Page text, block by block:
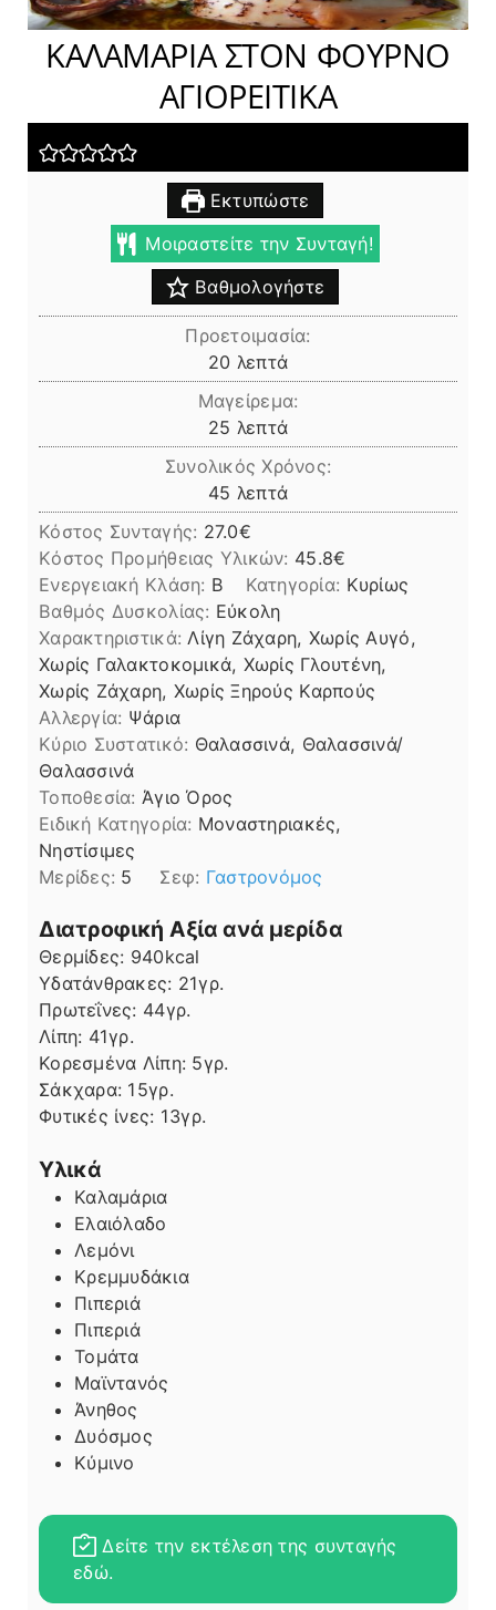
ΚΑΛΑΜΑΡΙΑ ΣΤΟΝ ΦΟΥΡΝΟ
ΑΓΙΟΡΕΙΤΙΚΑ
Εκτυπώστε
Μοιραστείτε την Συνταγή!
Βαθμολογήστε
Προετοιμασία:
20 λεπτά
λεπτά
Μαγείρεμα:
25 λεπτά
λεπτά
Συνολικός Χρόνος:
45 λεπτά
λεπτά
Κόστος Συνταγής: 27.0€
Kόστος Προμήθειας Υλικών: 45.8
Ενεργειακή Κλάση: B Κατηγορία: Κυρίως
Βαθμός Δυσκολίας: Εύκολη
Χαρακτηριστικά: Λίγη Ζάχαρη, Χωρίς Αυγό,
Χωρίς Γαλακτοκομικά, Χωρίς Γλουτένη,
Χωρίς Ζάχαρη, Χωρίς Ξηρούς Καρπούς
Αλλεργία: Ψάρια
Kύριο Συστατικό: Θαλασσινά, Θαλασσινά/
Θαλασσινά
Τοποθεσία: Άγιο Όρος
Ειδική Κατηγορία: Μοναστηριακές,
Νηστίσιμες
Μερίδες: 5 Σεφ: Γαστρονόμος
Διατροφική Αξία ανά μερίδα
Θερμίδες: 940kcal
Υδατάνθρακες: 21γρ.
Πρωτεΐνες: 44γρ.
Λίπη
Λίπη: 41γρ.
Κορεσμένα Λίπη: 5γρ.
Σάκχαρα: 15γρ.
Φυτικές ίνες: 13γρ.
Υλικά
Καλαμάρια
Ελαιόλαδο
Λεμόνι
Κρεμμυδάκια
Πιπεριά
Πιπεριά
Τομάτα
Μαϊντανός
Άνηθος
Δυόσμος
Κύμινο
Δείτε την εκτέλεση της συνταγής
εδώ.